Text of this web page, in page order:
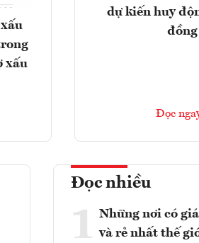
xấu
dự kiến huy
đồng
Đọc
Đọc nhiều
1 Những nơi có
và rẻ nhất thế